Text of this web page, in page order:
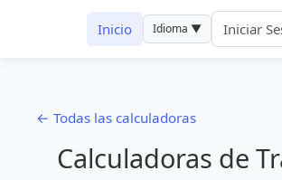
Inicio Idioma ▼ Iniciar
← Todas las calculadoras
Calculadoras de